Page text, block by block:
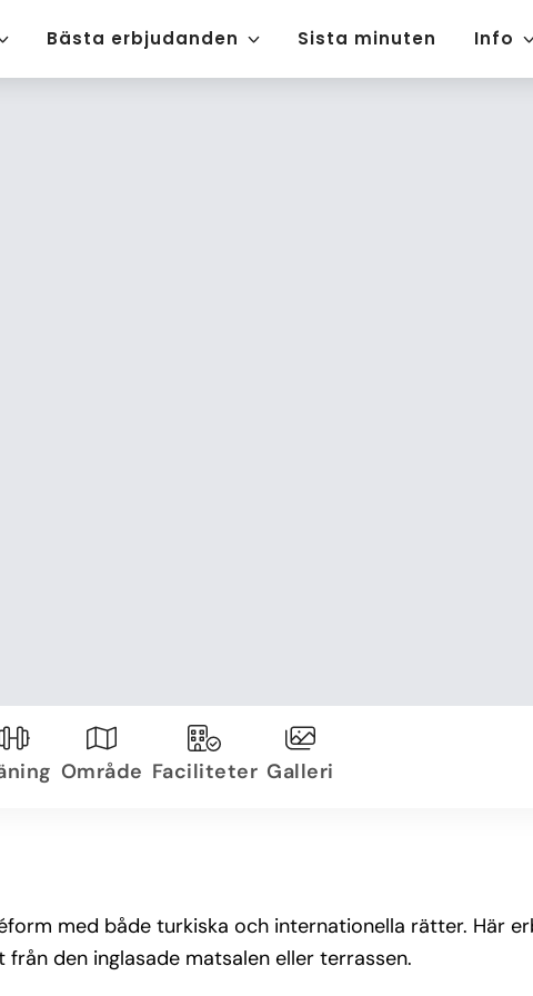
Bästa erbjudanden Sista minuten Info
Område Faciliteter Galleri
med både turkiska och internationella rätter. Här
den inglasade matsalen eller terrassen.